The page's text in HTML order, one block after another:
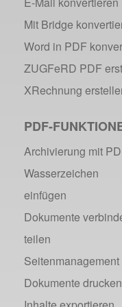
Vorteile des
Digitalisierung -
Office- und
25 Jahre PDF
Barcodes in
How-to: OCR
How-to:
PDF Days
How-to:
GDPdU und GoBD
DIGITAL
DIGITAL
webPDF mit
2017
Mit Bridge
Word in PDF
ZUGFeRD PDF
XRechnung
PDF-
Archivierung mit
Wasserzeichen
einfügen
Dokumente
teilen
Seitenmanagement
Dokumente drucken